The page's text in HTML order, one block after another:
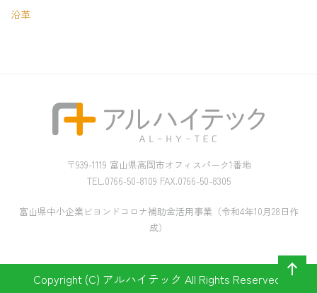
沿革
〒939-1119 富山県高岡市オフィスパーク1番地
TEL.0766-50-8109 FAX.0766-50-8305
富山県中小企業ビヨンドコロナ補助金活用事業（令和4年10月28日作
成）
Copyright (C) アルハイテック All Rights Reserved.